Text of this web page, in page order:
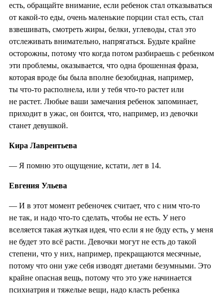
есть, обращайте внимание, если ребенок стал отказываться
от какой-то еды, очень маленькие порции стал есть, стал
взвешивать, смотреть жиры, белки, углеводы, стал это
отслеживать внимательно, напрягаться. Будьте крайне
осторожны, потому что когда потом разбираешь с ребенком
эти проблемы, оказывается, что одна брошенная фраза,
которая вроде бы была вполне безобидная, например,
ты что-то располнела, или у тебя что-то растет или
не растет. Любые ваши замечания ребенок запоминает,
приходит в ужас, он боится, что, например, из девочки
станет девушкой.
Кира Лаврентьева
— Я помню это ощущение, кстати, лет в 14.
Евгения Ульева
— И в этот момент ребеночек считает, что с ним что-то
не так, и надо что-то сделать, чтобы не есть. У него
вселяется такая жуткая идея, что если я не буду есть, у меня
не будет это всё расти. Девочки могут не есть до такой
степени, что у них, например, прекращаются месячные,
потому что они уже себя изводят диетами безумными. Это
крайне опасная вещь, потому что это уже начинается
психиатрия и тяжелые вещи, надо класть ребенка